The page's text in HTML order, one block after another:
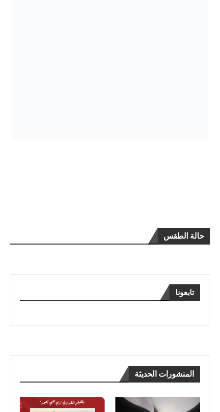
حالة الطقس
تابعونا
المنشورات الحديثة